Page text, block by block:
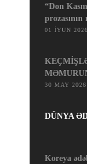
“Don
01 İYUN 2026
30 MAY 2026
DÜNYA
Koreya